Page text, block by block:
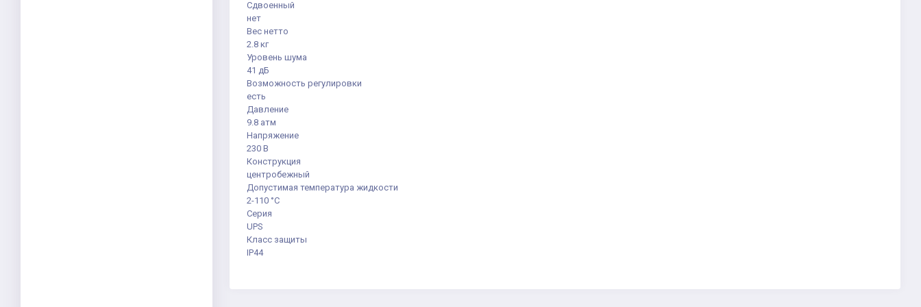
Сдвоенный
нет
Вес нетто
2.8 кг
Уровень шума
41 дБ
Возможность регулировки
есть
Давление
9.8 атм
Напряжение
230 В
Конструкция
центробежный
Допустимая температура жидкости
2-110 °С
Серия
UPS
Класс защиты
IP44